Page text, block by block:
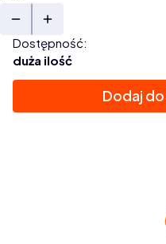
Dostępność:
duża ilość
Dodaj